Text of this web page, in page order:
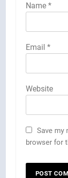
Name *
Email *
Website
Save my
browser for